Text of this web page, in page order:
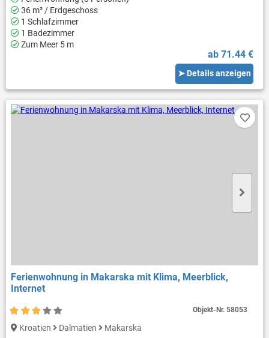
36 m² / Erdgeschoss
1 Schlafzimmer
1 Badezimmer
Zum Meer 5 m
ab 71.44 €
➤ Details anzeigen
Ferienwohnung in Makarska mit Klima, Meerblick,
Internet
Kroatien Dalmatien Makarska
Objekt-Nr.58053